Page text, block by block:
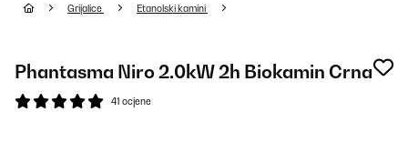
Grijalice Etanolski kamini
Phantasma Niro 2.0kW 2h Biokamin Crna
41 ocjene